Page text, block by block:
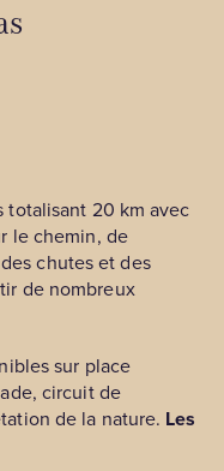
totalisant 20 km avec
le chemin, de
chutes et des
de nombreux
sur place
circuit de
de la nature. Les